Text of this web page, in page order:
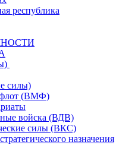
республика
силы)
флот (ВМФ)
войска (ВДВ)
силы (ВКС)
назначения